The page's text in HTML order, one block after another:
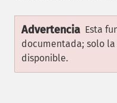
Advertencia Esta
documentada; solo
disponible.